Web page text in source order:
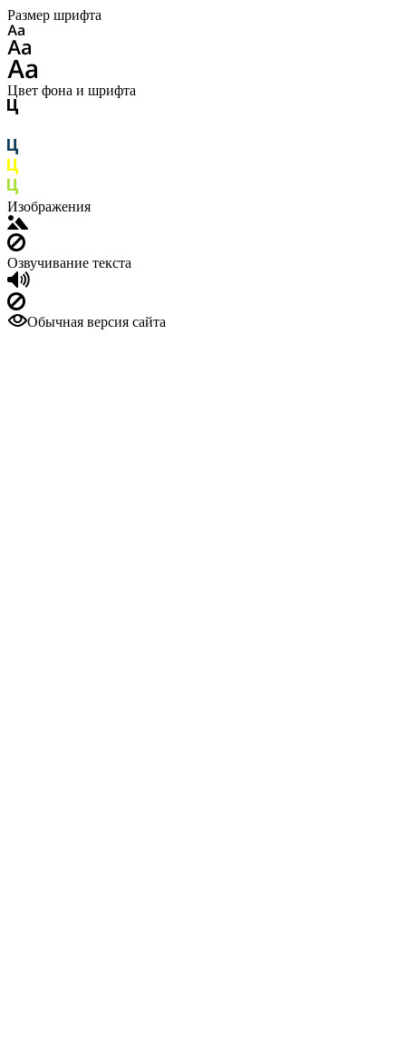
Размер шрифта
Цвет фона и шрифта
Изображения
Озвучивание текста
Обычная версия сайта